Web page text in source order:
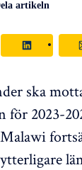
artikeln
ska
för 2023-